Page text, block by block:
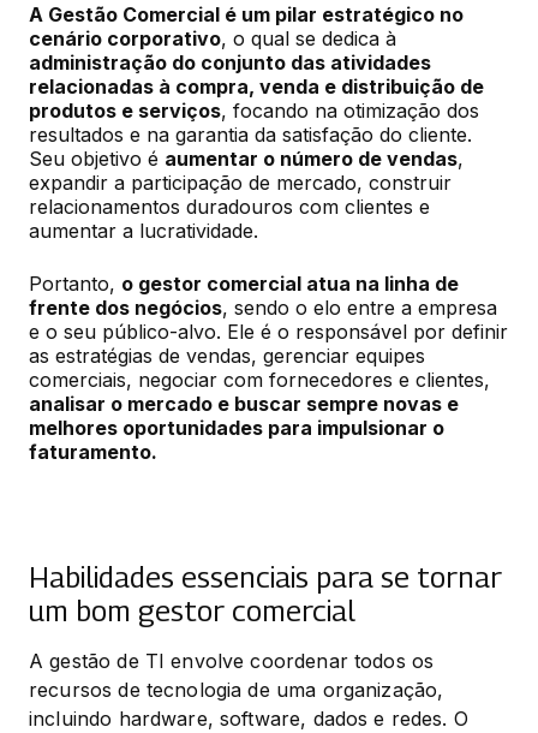
A Gestão Comercial é um pilar estratégico no
cenário corporativo
administração do conjunto das atividades
relacionadas à compra, venda e distribuição de
produtos e serviços, focando na otimização dos
resultados e na garantia da satisfação do cliente.
Seu objetivo é aumentar o número de vendas,
expandir a participação de mercado, construir
relacionamentos duradouros com clientes e
aumentar a lucratividade.
Portanto, o gestor comercial atua na linha de
frente dos negócios, sendo o elo entre a empresa
e o seu público-alvo. Ele é o responsável por definir
as estratégias de vendas, gerenciar equipes
analisar o mercado e buscar sempre novas e
melhores oportunidades para impulsionar o
faturamento.
Habilidades essenciais para se tornar
um bom gestor comercial
A gestão de TI envolve coordenar todos os
recursos de tecnologia de uma organização,